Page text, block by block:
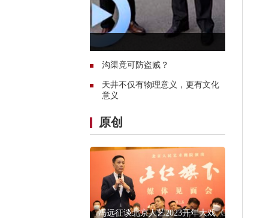
沟渠竟可防盗贼？
天井不仅有物理意义，更有文化
意义
原创
冯远征谈北京人艺2023开年大戏《正